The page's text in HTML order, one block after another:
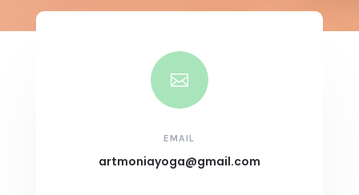

EMAIL
artmoniayoga@gmail.com